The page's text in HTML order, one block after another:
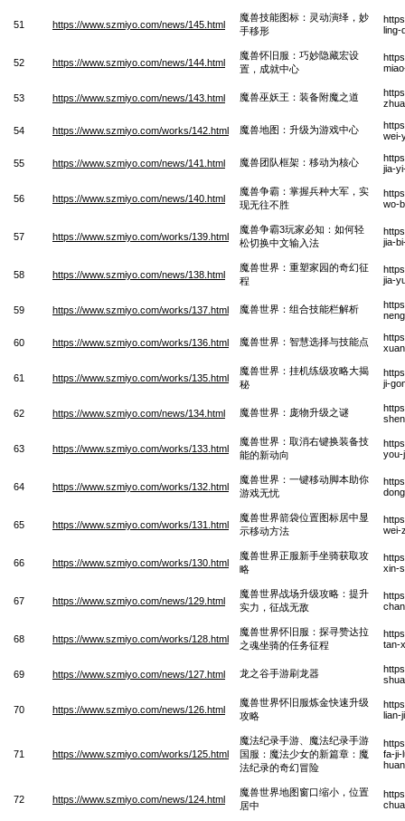
51 https://www.szmiyo.com/news/145.html
魔兽技能图标：灵动演绎，妙
手移形
ling-
52 https://www.szmiyo.com/news/144.html
魔兽怀旧服：巧妙隐藏宏设
置，成就中心
53 https://www.szmiyo.com/news/143.html 魔兽巫妖王：装备附魔之道
54 https://www.szmiyo.com/works/142.html 魔兽地图：升级为游戏中心
wei-
55 https://www.szmiyo.com/news/141.html 魔兽团队框架：移动为核心
jia-
56 https://www.szmiyo.com/news/140.html
魔兽争霸：掌握兵种大军，实
现无往不胜
wo-
57 https://www.szmiyo.com/works/139.html
魔兽争霸3玩家必知：如何轻
松切换中文输入法
jia-
58 https://www.szmiyo.com/news/138.html
魔兽世界：重塑家园的奇幻征
程
jia-
59 https://www.szmiyo.com/works/137.html 魔兽世界：组合技能栏解析
60 https://www.szmiyo.com/works/136.html 魔兽世界：智慧选择与技能点
61 https://www.szmiyo.com/works/135.html
魔兽世界：挂机练级攻略大揭
秘
ji-
62 https://www.szmiyo.com/news/134.html 魔兽世界：庞物升级之谜
63 https://www.szmiyo.com/works/133.html
魔兽世界：取消右键换装备技
能的新动向
you-
64 https://www.szmiyo.com/works/132.html
魔兽世界：一键移动脚本助你
游戏无忧
65 https://www.szmiyo.com/works/131.html
魔兽世界箭袋位置图标居中显
示移动方法
wei-
66 https://www.szmiyo.com/works/130.html
魔兽世界正服新手坐骑获取攻
略
xin-
67 https://www.szmiyo.com/news/129.html
魔兽世界战场升级攻略：提升
实力，征战无敌
68 https://www.szmiyo.com/works/128.html
魔兽世界怀旧服：探寻赞达拉
之魂坐骑的任务征程
tan-
69 https://www.szmiyo.com/news/127.html 龙之谷手游刷龙器
70 https://www.szmiyo.com/news/126.html
魔兽世界怀旧服炼金快速升级
攻略
lian-
71 https://www.szmiyo.com/works/125.html
魔法纪录手游、魔法纪录手游
国服：魔法少女的新篇章：魔
法纪录的奇幻冒险
fa-ji-
72 https://www.szmiyo.com/news/124.html
魔兽世界地图窗口缩小，位置
居中